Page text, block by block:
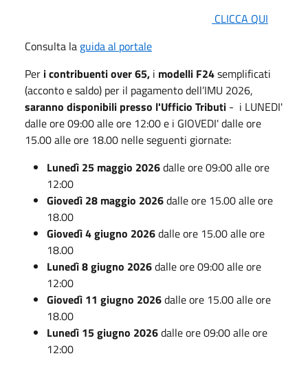
CLICCA QUI
Consulta la guida al portale
Per i contribuenti over 65, i modelli F24semplificati
(acconto e saldo) per il pagamento dell’IMU 2026,
saranno disponibili presso l'Ufficio Tributi - i LUNEDI'
dalle ore 09:00 alle ore 12:00 e i GIOVEDI' dalle ore
15.00 alle ore 18.00 nelle seguenti giornate:
Lunedì 25 maggio 2026dalle ore 09:00 alle ore
12:00
Giovedì 28 maggio 2026dalle ore 15.00 alle ore
18.00
Giovedì 4 giugno 2026dalle ore 15.00 alle ore
18.00
Lunedì 8 giugno 2026dalle ore 09:00 alle ore
12:00
Giovedì 11 giugno 2026dalle ore 15.00 alle ore
18.00
Lunedì 15 giugno 2026dalle ore 09:00 alle ore
12:00